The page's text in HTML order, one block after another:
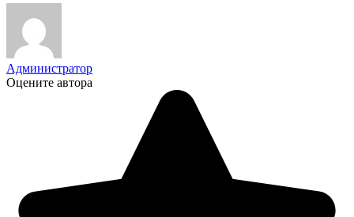
Администратор
Оцените автора